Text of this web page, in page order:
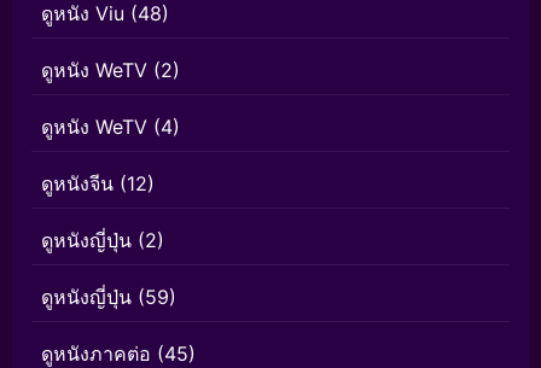
ดูหนัง Viu (48)
ดูหนัง WeTV (2)
ดูหนัง WeTV (4)
ดูหนังจีน (12)
ดูหนังญี่ปุ่น (2)
ดูหนังญี่ปุ่น (59)
ดูหนังภาคต่อ (45)